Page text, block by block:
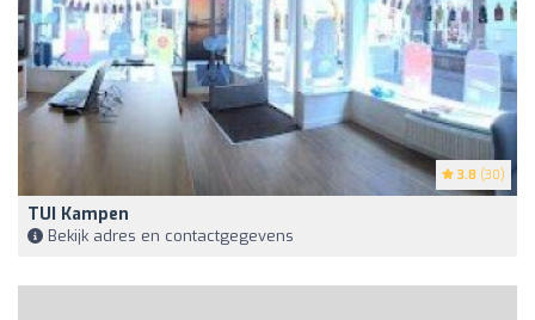
3.8 (30)
TUI Kampen
Bekijk adres en contactgegevens